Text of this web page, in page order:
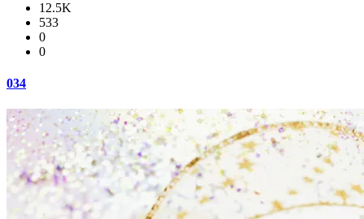
12.5K
533
0
0
034